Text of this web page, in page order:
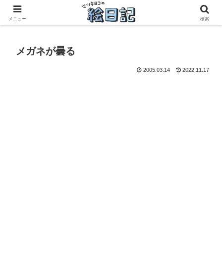
滋賀に移住した50代元主婦、フリーランス×パートの毎日
メガネが曇る
2005.03.14 2022.11.17
メニュー 検索